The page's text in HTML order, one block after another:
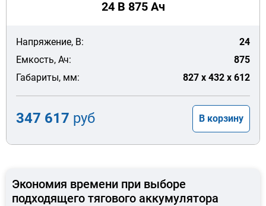
24 В 875 Ач
Напряжение, В:
24
Емкость, Ач:
875
Габариты, мм:
827 x 432 x 612
347 617 руб В корзину
Экономия времени при выборе
подходящего тягового аккумулятора